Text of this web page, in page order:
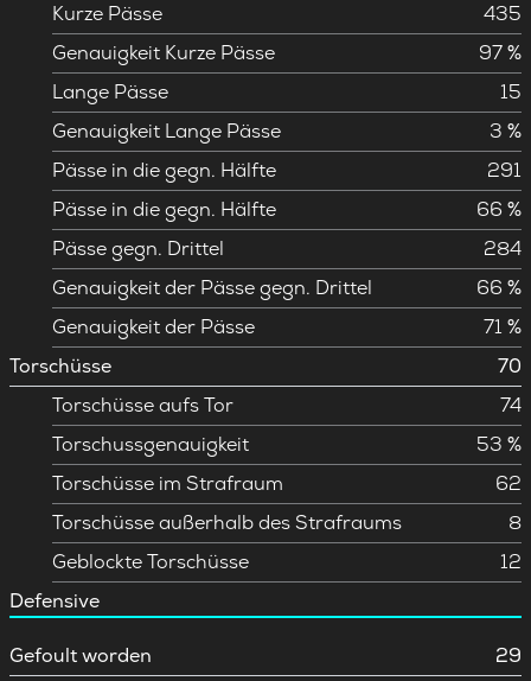
Kurze Pässe
435
Genauigkeit Kurze Pässe
97 %
Lange Pässe
15
Genauigkeit Lange Pässe
3 %
Pässe in die gegn. Hälfte
291
Pässe in die gegn. Hälfte
66 %
Pässe gegn. Drittel
284
Genauigkeit der Pässe gegn. Drittel
66 %
Genauigkeit der Pässe
71 %
Torschüsse
70
Torschüsse aufs Tor
74
Torschussgenauigkeit
53 %
Torschüsse im Strafraum
62
Torschüsse außerhalb des Strafraums
8
Geblockte Torschüsse
12
Defensive
Gefoult worden
29